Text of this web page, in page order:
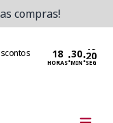
compras!
HORAS:MIN:SEG